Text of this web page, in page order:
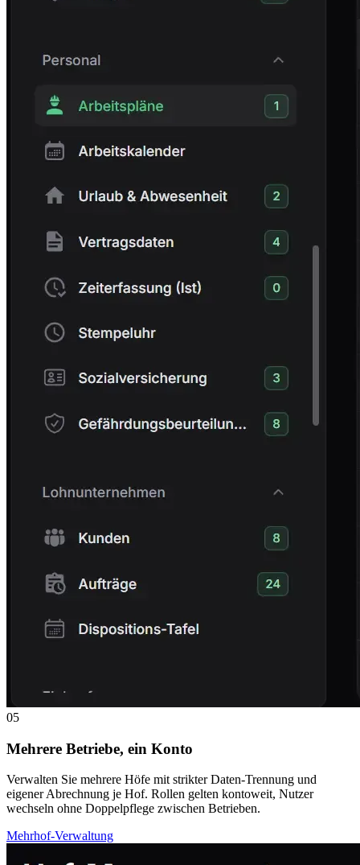
05
Mehrere Betriebe, ein Konto
Verwalten Sie mehrere Höfe mit strikter Daten-Trennung und
eigener Abrechnung je Hof. Rollen gelten kontoweit, Nutzer
wechseln ohne Doppelpflege zwischen Betrieben.
Mehrhof-Verwaltung